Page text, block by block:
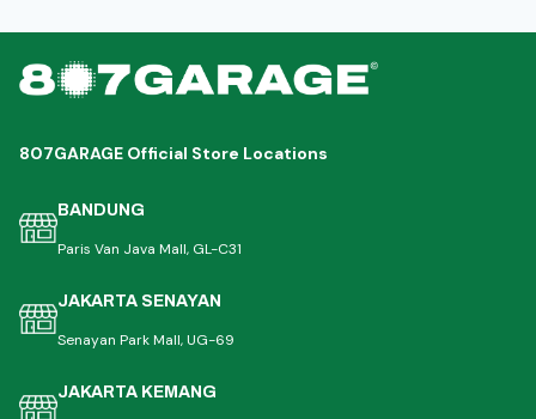
807GARAGE Official Store Locations
BANDUNG
Paris Van Java Mall, GL-C31
JAKARTA SENAYAN
Senayan Park Mall, UG-69
JAKARTA KEMANG